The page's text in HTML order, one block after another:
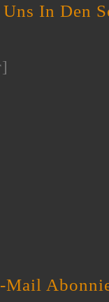
In Den